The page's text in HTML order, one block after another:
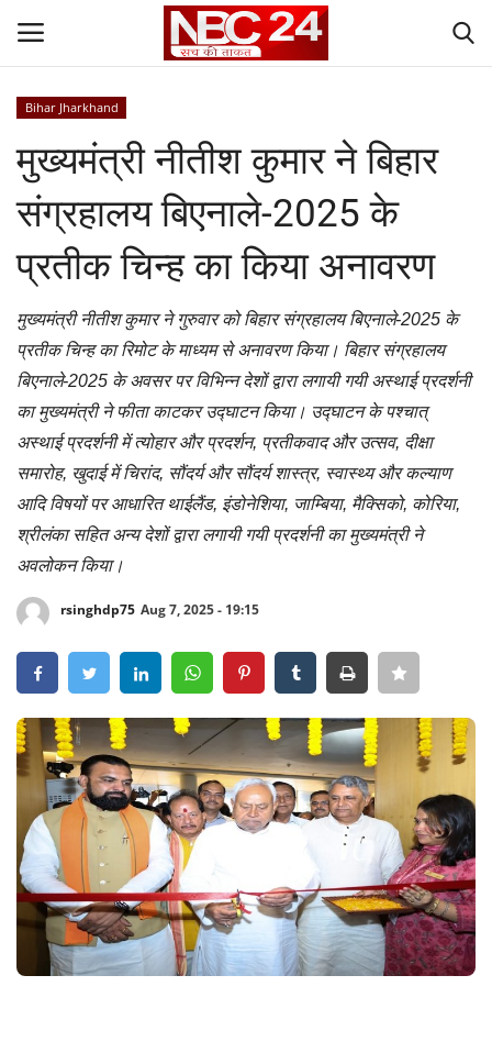
Contact
Gallery
National
World
State
Politics
Crime
Sports
Lifestyle
Career
Tech
Social – Viral
Weather
Bihar Jharkhand
मुख्यमंत्री नीतीश कुमार ने बिहार
संग्रहालय बिएनाले-2025 के
प्रतीक चिन्ह का किया अनावरण
मुख्यमंत्री नीतीश कुमार ने गुरुवार को बिहार संग्रहालय बिएनाले-2025 के
प्रतीक चिन्ह का रिमोट के माध्यम से अनावरण किया। बिहार संग्रहालय
बिएनाले-2025 के अवसर पर विभिन्न देशों द्वारा लगायी गयी अस्थाई प्रदर्शनी
का मुख्यमंत्री ने फीता काटकर उद्घाटन किया। उद्घाटन के पश्चात्
अस्थाई प्रदर्शनी में त्योहार और प्रदर्शन, प्रतीकवाद और उत्सव, दीक्षा
समारोह, खुदाई में चिरांद, सौंदर्य और सौंदर्य शास्त्र, स्वास्थ्य और कल्याण
आदि विषयों पर आधारित थाईलैंड, इंडोनेशिया, जाम्बिया, मैक्सिको, कोरिया,
श्रीलंका सहित अन्य देशों द्वारा लगायी गयी प्रदर्शनी का मुख्यमंत्री ने
अवलोकन किया।
rsinghdp75 Aug 7, 2025 - 19:15